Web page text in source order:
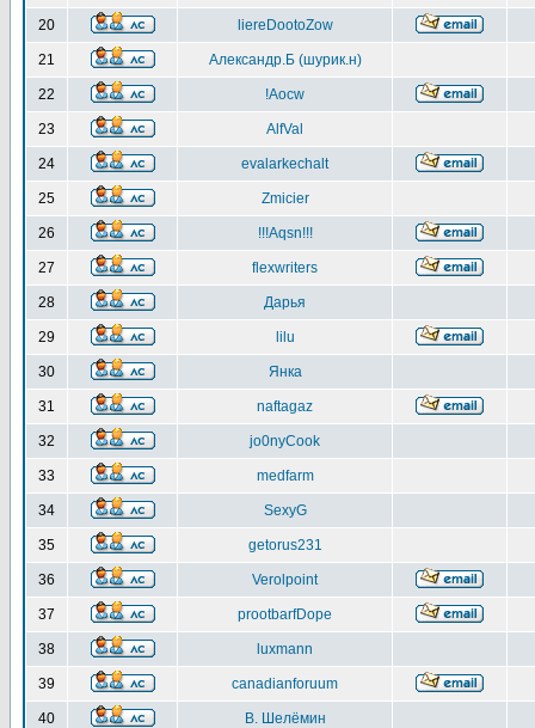
20 liereDootoZow
21 Александр.Б (шурик.н)
22 !Aocw
23 AlfVal
24 evalarkechalt
25 Zmicier
26 !!!Aqsn!!!
27 flexwriters
28 Дарья
29 lilu
30 Янка
31 naftagaz
32 jo0nyCook
33 medfarm
34 SexyG
35 getorus231
36 Verolpoint
37 prootbarfDope
38 luxmann
39 canadianforuum
40 В. Шелёмин